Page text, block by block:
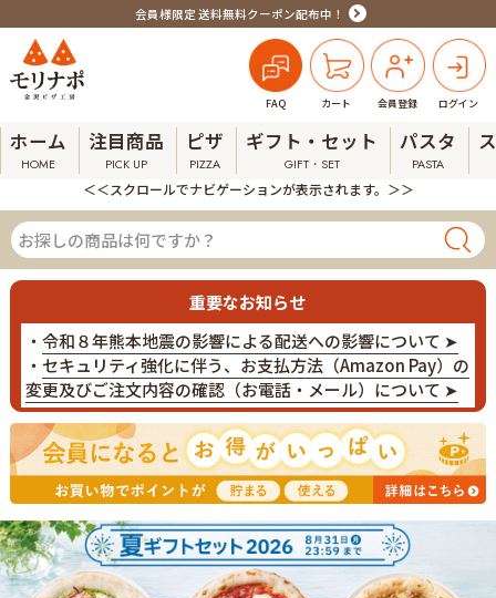
会員様限定 送料無料クーポン配布中！
FAQ カート 会員登録 ログイン
ホーム
HOME
注目商品
PICK UP
ピザ
PIZZA
ギフト・セット
GIFT・SET
パスタ
PASTA
＜＜スクロールでナビゲーションが表示されます。＞＞
重要なお知らせ
・ 令和８年熊本地震の影響による配送への影響について ➤
・ セキュリティ強化に伴う、お支払方法（Amazon Pay）の
変更及びご注文内容の確認（お電話・メール）について ➤